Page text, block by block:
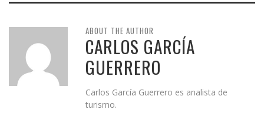
ABOUT THE AUTHOR
CARLOS GARCÍA
GUERRERO
Carlos García Guerrero es analista de
turismo.